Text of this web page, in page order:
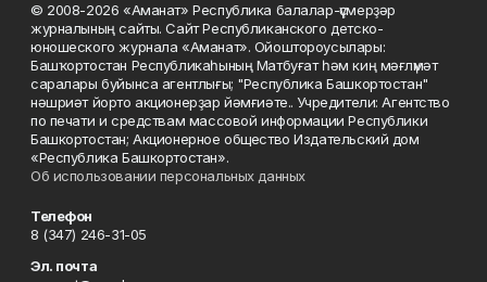
© 2008-2026 «Аманат» Республика балалар-үҫмерҙәр
журналының сайты. Сайт Республиканского детско-
юношеского журнала «Аманат». Ойоштороусылары:
Башҡортостан Республикаһының Матбуғат һәм киң мәғлүмәт
саралары буйынса агентлығы; "Республика Башкортостан"
нәшриәт йорто акционерҙар йәмғиәте.. Учредители: Агентство
по печати и средствам массовой информации Республики
Башкортостан; Акционерное общество Издательский дом
«Республика Башкортостан».
Об использовании персональных данных
Телефон
8 (347) 246-31-05
Эл. почта